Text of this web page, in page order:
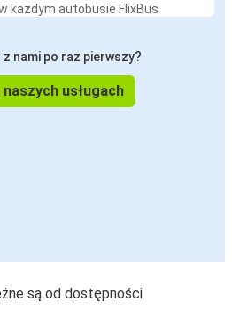
każdym autobusie FlixBus
nami po raz pierwszy?
usługach
są od dostępności